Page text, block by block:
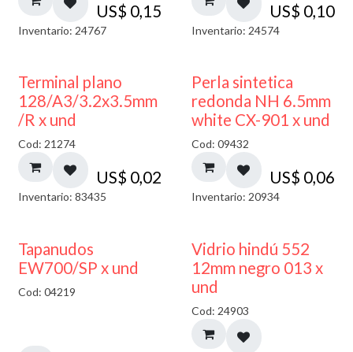
US$ 0,15
Inventario: 24767
US$ 0,10
Inventario: 24574
Terminal plano
128/A3/3.2x3.5mm
/R x und
Cod: 21274
US$ 0,02
Inventario: 83435
Perla sintetica
redonda NH 6.5mm
white CX-901 x und
Cod: 09432
US$ 0,06
Inventario: 20934
50% DESCUENTO
Tapanudos
EW700/SP x und
Cod: 04219 40% DESCUENTO
Vidrio hindú 552
12mm negro 013 x
und
Cod: 24903